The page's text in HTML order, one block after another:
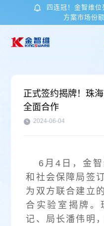
四连冠！金智维
方案市场份
核心技术与产品
客户案例
关于金智维
正式签约揭牌！珠
全面合作
2024-06-04
6月4日，金
和社会保障局签
为双方联合建立
合实验室揭牌。
记、局长潘伟明